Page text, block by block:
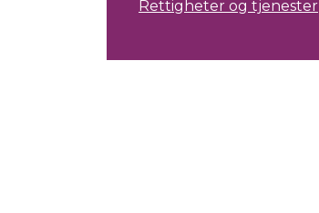
Rettigheter og tjenester